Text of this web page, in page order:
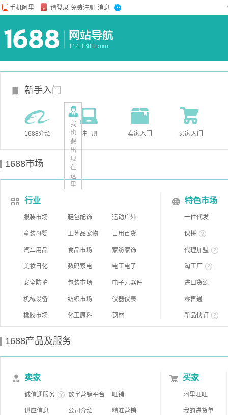
新手入门
1688介绍 注 册 卖家入门 买家入门
1688市场
行业
服装市场 鞋包配饰 运动户外
童装母婴 工艺品宠物 日用百货
汽车用品 食品市场 家纺家饰
美妆日化 数码家电 电工电子
安全防护 包装市场 电子元器件
机械设备 纺织市场 仪器仪表
橡胶市场 化工原料 钢材
特色市场
一件代发
伙拼
代理加盟
淘工厂
进口货源
零售通
新品快订
1688产品及服务
卖家
诚信通服务 数字营销平台 旺铺
供应信息 公司介绍 精准营销
买家
阿里旺旺
我的进货单
我
也
要
出
现
在
这
里